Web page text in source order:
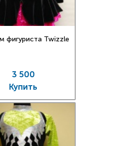
фигуриста Twizzle
3 500
Купить